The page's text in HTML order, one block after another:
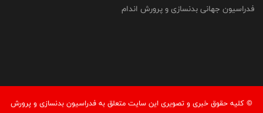
فدراسیون جهانی بدنسازی و پرورش اندام
© کليه حقوق خبری و تصويری اين سايت متعلق به فدراسيون بدنسازی و پرورش